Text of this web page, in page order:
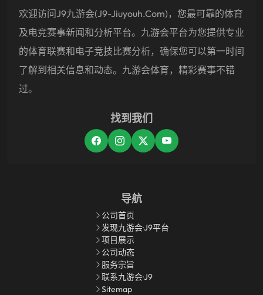
欢迎访问j9九游会(j9-Jiuyouh.com)，您最可靠的体育
及电竞赛事新闻和分析平台。九游会平台为您提供专业
的体育联赛和电子竞技比赛分析，确保您可以第一时间
了解到相关信息和动态。九游会体育，精彩赛事不错
过。
找到我们
导航
公司首页
发现九游会·J9平台
项目展示
公司动态
服务宗旨
联系九游会·J9
Sitemap